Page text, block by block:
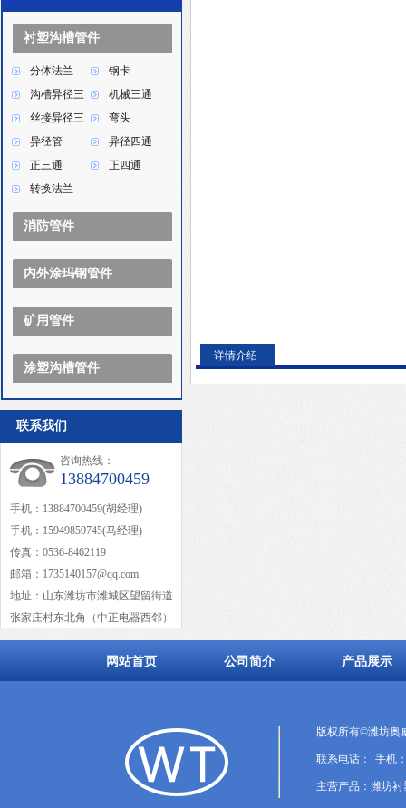
衬塑沟槽管件
分体法兰
钢卡
沟槽异径三
通
机械三通
丝接异径三
通
弯头
异径管
异径四通
正三通
正四通
转换法兰
消防管件
内外涂玛钢管件
矿用管件
涂塑沟槽管件
联系我们
咨询热线：
13884700459
手机：13884700459(胡经理)
手机：15949859745(马经理)
传真：0536-8462119
邮箱：1735140157@qq.com
地址：山东潍坊市潍城区望留街道
张家庄村东北角（中正电器西邻）
详情介绍
网站首页 公司简介 产品展示
版权所有©潍坊奥
联系电话： 手机
主营产品：潍坊